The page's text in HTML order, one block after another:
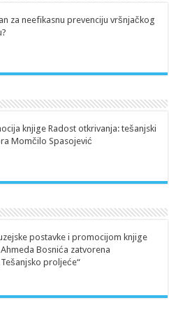
za neefikasnu prevenciju vršnjačkog
knjige Radost otkrivanja: tešanjski
Momčilo Spasojević
postavke i promocijom knjige
Bosnića zatvorena
proljeće“